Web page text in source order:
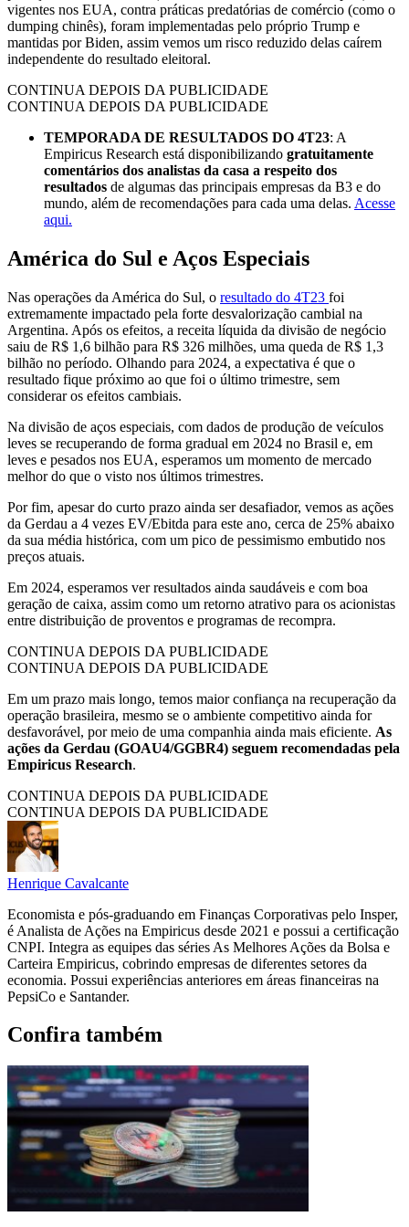
vigentes nos EUA, contra práticas predatórias de comércio (como o
dumping chinês), foram implementadas pelo próprio Trump e
mantidas por Biden, assim vemos um risco reduzido delas caírem
independente do resultado eleitoral.
CONTINUA DEPOIS DA PUBLICIDADE
CONTINUA DEPOIS DA PUBLICIDADE
TEMPORADA DE RESULTADOS DO 4T23: A
Empiricus Research está disponibilizando gratuitamente
comentários dos analistas da casa a respeito dos
resultados de algumas das principais empresas da B3 e do
mundo, além de recomendações para cada uma delas. Acesse
aqui.
América do Sul e Aços Especiais
Nas operações da América do Sul, o resultado do 4T23 foi
extremamente impactado pela forte desvalorização cambial na
Argentina. Após os efeitos, a receita líquida da divisão de negócio
saiu de R$ 1,6 bilhão para R$ 326 milhões, uma queda de R$ 1,3
bilhão no período. Olhando para 2024, a expectativa é que o
resultado fique próximo ao que foi o último trimestre, sem
considerar os efeitos cambiais.
Na divisão de aços especiais, com dados de produção de veículos
leves se recuperando de forma gradual em 2024 no Brasil e, em
leves e pesados nos EUA, esperamos um momento de mercado
melhor do que o visto nos últimos trimestres.
Por fim, apesar do curto prazo ainda ser desafiador, vemos as ações
da Gerdau a 4 vezes EV/Ebitda para este ano, cerca de 25% abaixo
da sua média histórica, com um pico de pessimismo embutido nos
preços atuais.
Em 2024, esperamos ver resultados ainda saudáveis e com boa
geração de caixa, assim como um retorno atrativo para os acionistas
entre distribuição de proventos e programas de recompra.
CONTINUA DEPOIS DA PUBLICIDADE
CONTINUA DEPOIS DA PUBLICIDADE
Em um prazo mais longo, temos maior confiança na recuperação da
operação brasileira, mesmo se o ambiente competitivo ainda for
desfavorável, por meio de uma companhia ainda mais eficiente. As
ações da Gerdau (GOAU4/GGBR4) seguem recomendadas pela
Empiricus Research.
CONTINUA DEPOIS DA PUBLICIDADE
CONTINUA DEPOIS DA PUBLICIDADE
Henrique Cavalcante
Economista e pós-graduando em Finanças Corporativas pelo Insper,
é Analista de Ações na Empiricus desde 2021 e possui a certificação
CNPI. Integra as equipes das séries As Melhores Ações da Bolsa e
Carteira Empiricus, cobrindo empresas de diferentes setores da
economia. Possui experiências anteriores em áreas financeiras na
PepsiCo e Santander.
Confira também